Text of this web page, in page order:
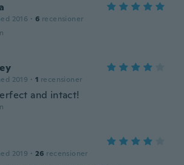
2016 · 6 recensioner
2019 · 1 recensioner
and intact!
2019 · 26 recensioner